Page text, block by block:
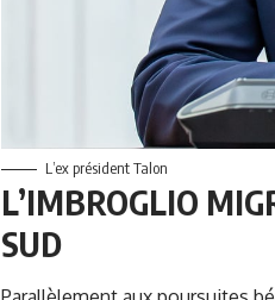
L’ex président Talon
L’IMBROGLIO
SUD